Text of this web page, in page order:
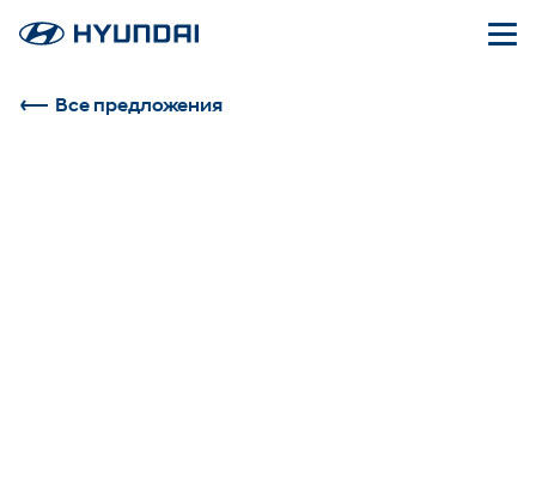
Все предложения